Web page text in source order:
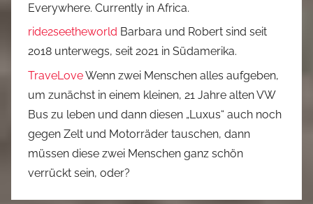
Everywhere. Currently in Africa.
ride2seetheworld Barbara und Robert sind seit
2018 unterwegs, seit 2021 in Südamerika.
TraveLoveWenn zwei Menschen alles aufgeben,
um zunächst in einem kleinen, 21 Jahre alten VW
Bus zu leben und dann diesen „Luxus“ auch noch
gegen Zelt und Motorräder tauschen, dann
müssen diese zwei Menschen ganz schön
verrückt sein, oder?